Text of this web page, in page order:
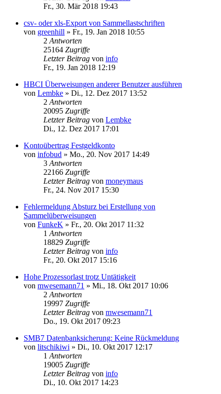
Fr., 30. Mär 2018 19:43
csv- oder xls-Export von Sammellastschriften
von greenhill » Fr., 19. Jan 2018 10:55
2 Antworten
25164 Zugriffe
Letzter Beitrag von info
Fr., 19. Jan 2018 12:19
HBCI Überweisungen anderer Benutzer ausführen
von Lembke » Di., 12. Dez 2017 13:52
2 Antworten
20095 Zugriffe
Letzter Beitrag von Lembke
Di., 12. Dez 2017 17:01
Kontoübertrag Festgeldkonto
von infobud » Mo., 20. Nov 2017 14:49
3 Antworten
22166 Zugriffe
Letzter Beitrag von moneymaus
Fr., 24. Nov 2017 15:30
Fehlermeldung Absturz bei Erstellung von
Sammelüberweisungen
von FunkeK » Fr., 20. Okt 2017 11:32
1 Antworten
18829 Zugriffe
Letzter Beitrag von info
Fr., 20. Okt 2017 15:16
Hohe Prozessorlast trotz Untätigkeit
von mwesemann71 » Mi., 18. Okt 2017 10:06
2 Antworten
19997 Zugriffe
Letzter Beitrag von mwesemann71
Do., 19. Okt 2017 09:23
SMB7 Datenbanksicherung: Keine Rückmeldung
von litschikiwi » Di., 10. Okt 2017 12:17
1 Antworten
19005 Zugriffe
Letzter Beitrag von info
Di., 10. Okt 2017 14:23